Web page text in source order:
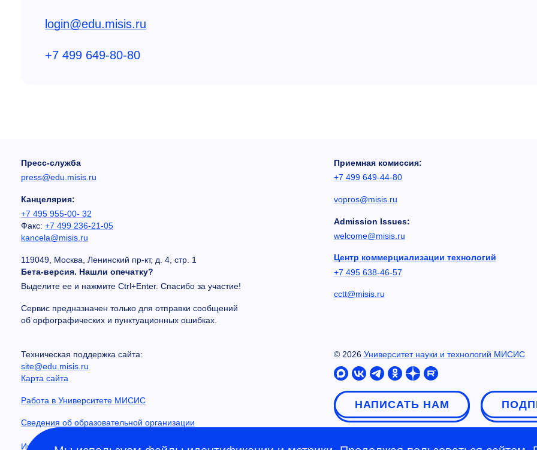
login@edu.misis.ru
+7 499 649-80-80
Пресс-служба
press@edu.misis.ru
Канцелярия:
+7 495 955-00- 32
Факс: +7 499 236-21-05
kancela@misis.ru
119049, Москва, Ленинский пр-кт, д. 4, стр. 1
Бета-версия. Нашли опечатку?
Выделите ее и нажмите Ctrl+Enter. Спасибо за участие!
Сервис предназначен только для отправки сообщений
об орфографических и пунктуационных ошибках.
Приемная комиссия:
+7 499 649-44-80
vopros@misis.ru
Admission Issues:
welcome@misis.ru
Центр коммерциализации технологий
+7 495 638-46-57
cctt@misis.ru
Техническая поддержка сайта:
site@edu.misis.ru
Карта сайта
Работа в Университете МИСИС
Сведения об образовательной организации
Информация о закупках
© 2026 Университет науки и технологий МИСИС
НАПИСАТЬ НАМ